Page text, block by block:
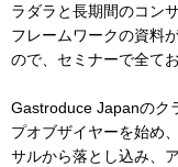
ラダラと長期間のコン
フレームワークの資料
ので、セミナーで全て
Gastroduce Japanのク
プオブザイヤーを始め
サルから落とし込み、